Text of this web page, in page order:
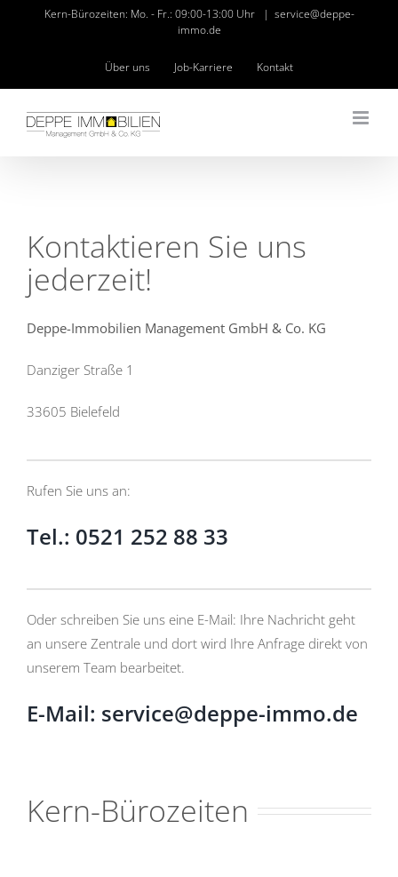
Kern-Bürozeiten: Mo. - Fr.: 09:00-13:00 Uhr | service@deppe-
immo.de
Über uns Job-Karriere Kontakt
Kontaktieren Sie uns
jederzeit!
Deppe-Immobilien Management GmbH & Co. KG
Danziger Straße 1
33605 Bielefeld
Rufen Sie uns an:
Tel.: 0521 252 88 33
Oder schreiben Sie uns eine E-Mail: Ihre Nachricht geht
an unsere Zentrale und dort wird Ihre Anfrage direkt von
unserem Team bearbeitet.
E-Mail: service@deppe-immo.de
Kern-Bürozeiten